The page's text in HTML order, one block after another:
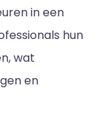
in een
hun
wat
en